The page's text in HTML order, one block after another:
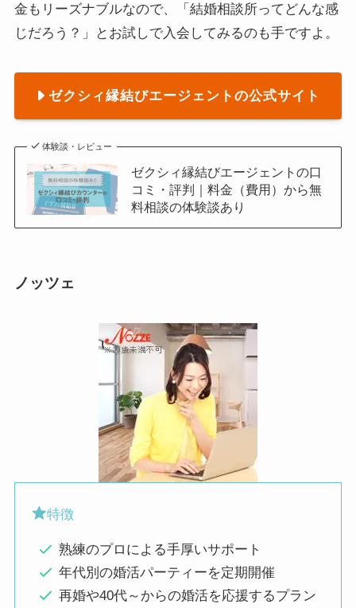
金もリーズナブルなので、「結婚相談所ってどんな感
じだろう？」とお試しで入会してみるのも手ですよ。
ゼクシィ縁結びエージェントの公式サイト
体験談・レビュー
ゼクシィ縁結びエージェントの口
コミ・評判｜料金（費用）から無
料相談の体験談あり
ノッツェ
特徴
熟練のプロによる手厚いサポート
年代別の婚活パーティーを定期開催
再婚や40代～からの婚活を応援するプラン